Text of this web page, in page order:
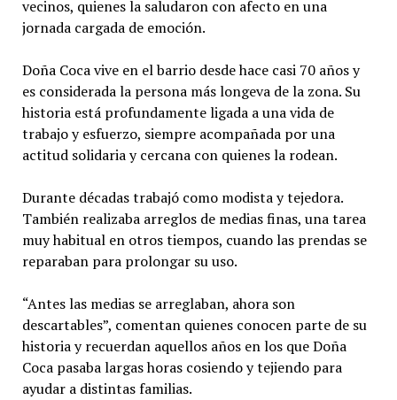
vecinos, quienes la saludaron con afecto en una
jornada cargada de emoción.
Doña Coca vive en el barrio desde hace casi 70 años y
es considerada la persona más longeva de la zona. Su
historia está profundamente ligada a una vida de
trabajo y esfuerzo, siempre acompañada por una
actitud solidaria y cercana con quienes la rodean.
Durante décadas trabajó como modista y tejedora.
También realizaba arreglos de medias finas, una tarea
muy habitual en otros tiempos, cuando las prendas se
reparaban para prolongar su uso.
“Antes las medias se arreglaban, ahora son
descartables”, comentan quienes conocen parte de su
historia y recuerdan aquellos años en los que Doña
Coca pasaba largas horas cosiendo y tejiendo para
ayudar a distintas familias.